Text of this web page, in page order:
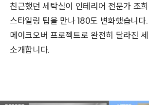
친근했던 세탁실이 인테리어 전문가 조
스타일링 팁을 만나 180도 변화했습니다
메이크오버 프로젝트로 완전히 달라진
소개합니다.